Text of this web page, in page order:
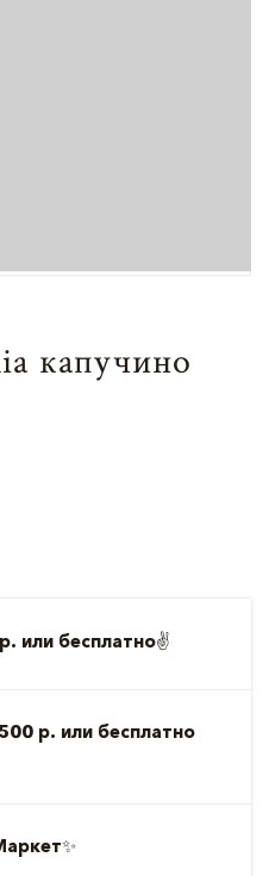
капучино
или бесплатно✌️
р. или бесплатно
✨